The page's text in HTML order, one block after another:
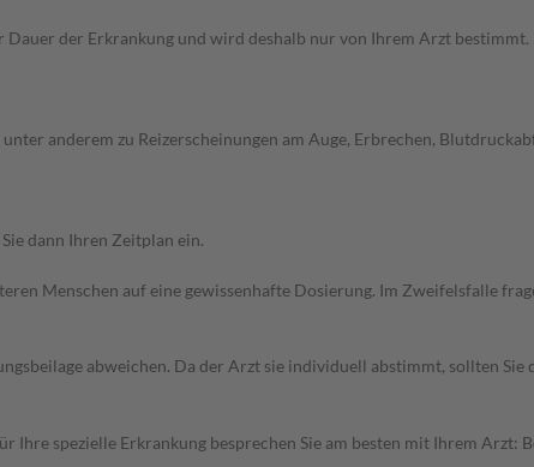
der Erkrankung und wird deshalb nur von Ihrem Arzt
anderem zu Reizerscheinungen am Auge, Erbrechen,
dann Ihren Zeitplan ein.
Menschen auf eine gewissenhafte Dosierung. Im Zweifelsfalle
abweichen. Da der Arzt sie individuell abstimmt, sollten
Ihre spezielle Erkrankung besprechen Sie am besten mit Ihrem Arzt: